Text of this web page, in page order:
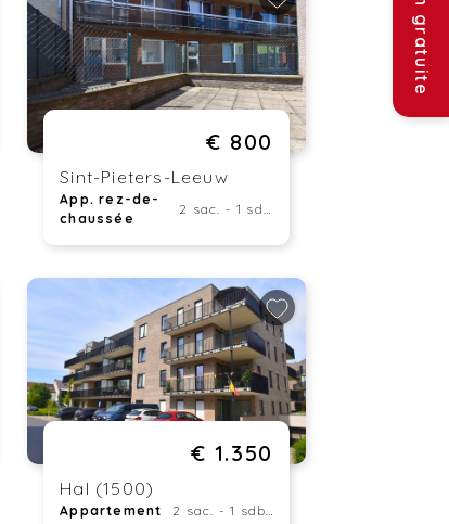
€ 800
Sint-Pieters-Leeuw
App. rez-de-
chaussée
2 sac. - 1 sdb. - 63 m²
€ 1.350
Hal (1500)
Appartement